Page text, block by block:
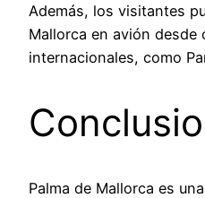
Además, los visitantes
Mallorca en avión desde
internacionales, como
Palma de Mallorca es